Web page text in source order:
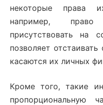
некоторые права
например, право
присутствовать на
позволяет
касаются их личных
Кроме того, такие
пропорциональную